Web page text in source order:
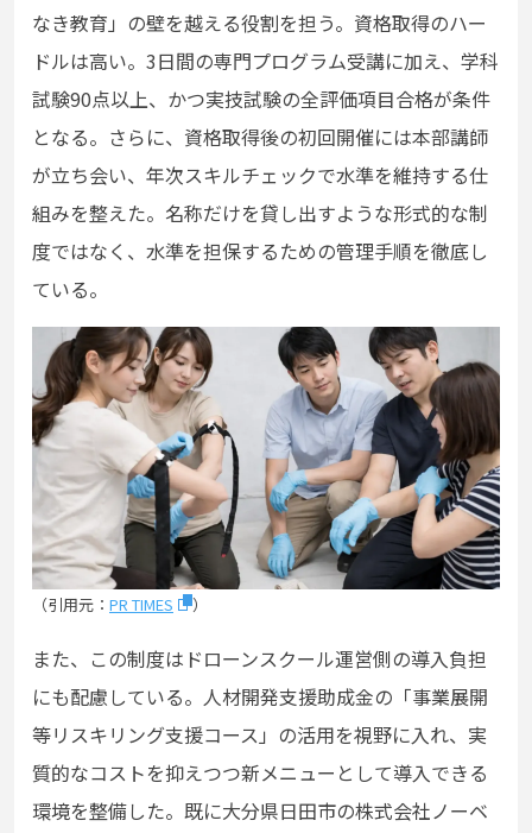
なき教育」の壁を越える役割を担う。資格取得のハー
ドルは高い。3日間の専門プログラム受講に加え、学科
試験90点以上、かつ実技試験の全評価項目合格が条件
となる。さらに、資格取得後の初回開催には本部講師
が立ち会い、年次スキルチェックで水準を維持する仕
組みを整えた。名称だけを貸し出すような形式的な制
度ではなく、水準を担保するための管理手順を徹底し
ている。
（引用元： PR TIMES ）
また、この制度はドローンスクール運営側の導入負担
にも配慮している。人材開発支援助成金の「事業展開
等リスキリング支援コース」の活用を視野に入れ、実
質的なコストを抑えつつ新メニューとして導入できる
環境を整備した。既に大分県日田市の株式会社ノーベ